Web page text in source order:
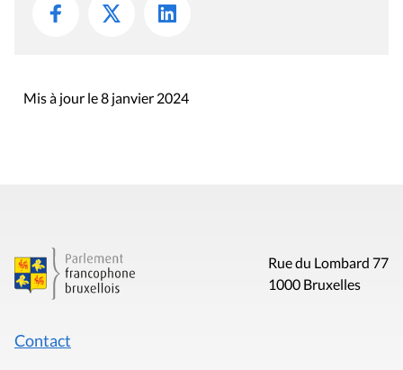
Mis à jour le 8 janvier 2024
Rue du Lombard 77
1000 Bruxelles
Contact